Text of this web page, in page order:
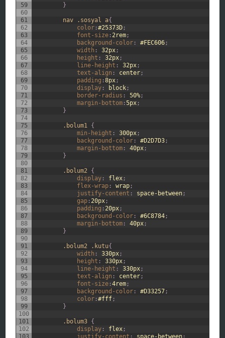
59
60
61
62
63
64
65
66
67
68
69
70
71
72
73
74
75
76
77
78
79
80
81
82
83
84
85
86
87
88
89
90
91
92
93
94
95
96
97
98
99
100
101
102
103
}
nav .sosyal a{
color :#25373D ;
font-size : 2rem;
background-color : #FEC606 ;
width : 32px;
height : 32px ;
line-height : 32px;
text-align : center ;
padding :8px;
display : block ;
border-radius : 50%;
margin-bottom :5px ;
}
.bolum1 {
min-height : 300px ;
background-color : #D2D7D3;
margin-bottom : 40px ;
}
.bolum2 {
display : flex ;
flex-wrap : wrap;
justify-content : space-between ;
gap : 20px;
padding : 20px ;
background-color : #6C8784;
margin-bottom : 40px ;
}
.bolum2 .kutu{
width : 330px ;
height : 330px;
line-height : 330px ;
text-align : center;
font-size :4rem ;
background-color : #D33257;
color :#fff ;
}
.bolum3 {
display : flex ;
justify-content : space-between ;